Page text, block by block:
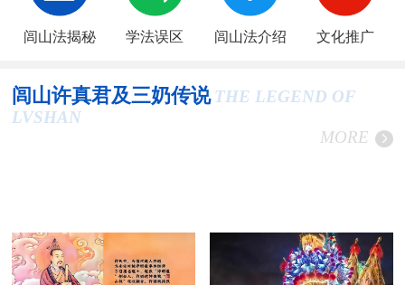
闾山法揭秘 学法误区 闾山法介绍 文化推广
闾山许真君及三奶传说 THE LEGEND OF
LVSHAN
MORE